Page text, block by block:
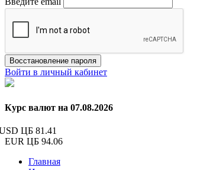
Восстановление пароля
Войти в личный кабинет
Курс валют на 07.08.2026
ЦБ 81.41
EUR ЦБ 94.06
Главная